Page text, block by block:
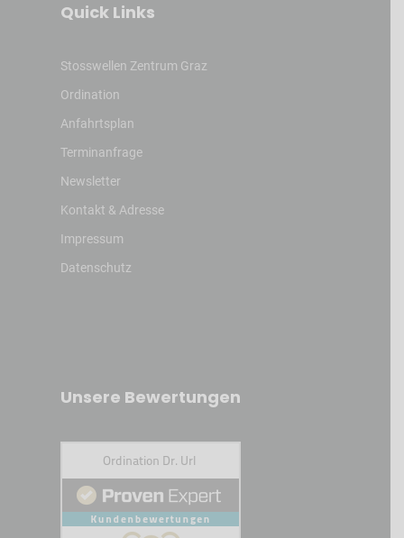
Quick Links
Stosswellen Zentrum Graz
Ordination
Anfahrtsplan
Terminanfrage
Newsletter
Kontakt & Adresse
Impressum
Datenschutz
Unsere Bewertungen